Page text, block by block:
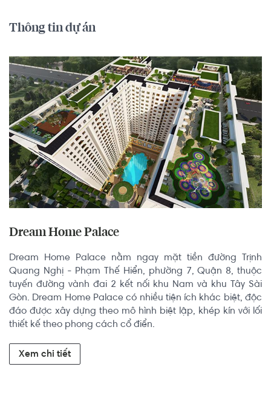
Thông tin dự án
Dream Home Palace
Dream Home Palace nằm ngay mặt tiền đường Trịnh
Quang Nghị - Phạm Thế Hiển, phường 7, Quận 8, thuộc
tuyến đường vành đai 2 kết nối khu Nam và khu Tây Sài
Gòn. Dream Home Palace có nhiều tiện ích khác biệt, độc
đáo được xây dựng theo mô hình biệt lập, khép kín với lối
thiết kế theo phong cách cổ điển.
Xem chi tiết